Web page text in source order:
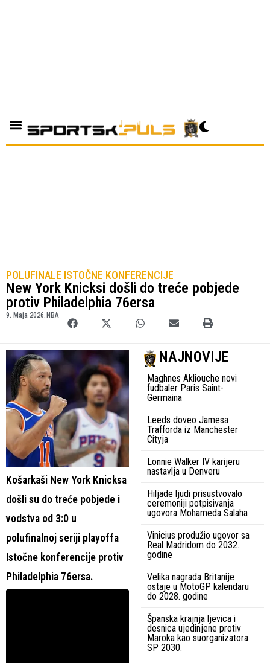
POLUFINALE ISTOČNE KONFERENCIJE
New York Knicksi došli do treće pobjede
protiv Philadelphia 76ersa
9. Maja 2026. NBA
Košarkaši New York Knicksa
došli su do treće pobjede i
vodstva od 3:0 u
polufinalnoj seriji playoffa
Istočne konferencije protiv
Philadelphia 76ersa.
NAJNOVIJE
Maghnes Akliouche novi
fudbaler Paris Saint-
Germaina
Leeds doveo Jamesa
Trafforda iz Manchester
Cityja
Lonnie Walker IV karijeru
nastavlja u Denveru
Hiljade ljudi prisustvovalo
ceremoniji potpisivanja
ugovora Mohameda Salaha
Vinicius produžio ugovor sa
Real Madridom do 2032.
godine
Velika nagrada Britanije
ostaje u MotoGP kalendaru
do 2028. godine
Španska krajnja ljevica i
desnica ujedinjene protiv
Maroka kao suorganizatora
SP 2030.